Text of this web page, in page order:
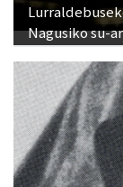
Nagusiko su-